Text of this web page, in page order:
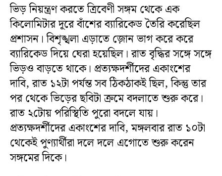
ভিড় নিয়ন্ত্রণ করতে ত্রিবেণী সঙ্গম থেকে এক
কিলোমিটার দূরে বাঁশের ব্যারিকেড তৈরি করেছিল
প্রশাসন। বিশৃঙ্খলা এড়াতে জ়োন ভাগ করে করে
ব্যারিকেড দিয়ে ঘেরা হয়েছিল। রাত বৃদ্ধির সঙ্গে সঙ্গে
ভিড়ও বাড়তে থাকে। প্রত্যক্ষদর্শীদের একাংশের
দাবি, রাত ১২টা পর্যন্ত সব ঠিকঠাকই ছিল, কিন্তু তার
পর থেকে ভিড়ের ছবিটা ক্রমে বদলাতে শুরু করে।
রাত ২টোয় পরিস্থিতি পুরো বদলে যায়।
প্রত্যক্ষদর্শীদের একাংশের দাবি, মঙ্গলবার রাত ১০টা
থেকেই পুণ্যার্থীরা দলে দলে এগোতে শুরু করেন
সঙ্গমের দিকে।